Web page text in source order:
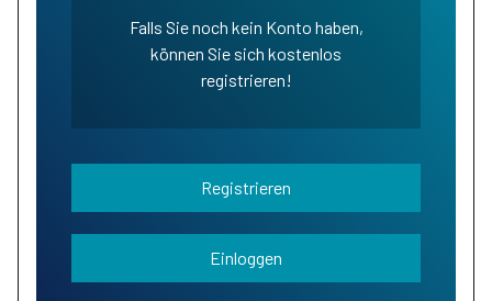
Falls Sie noch kein Konto haben,
können Sie sich kostenlos
registrieren!
Registrieren
Einloggen